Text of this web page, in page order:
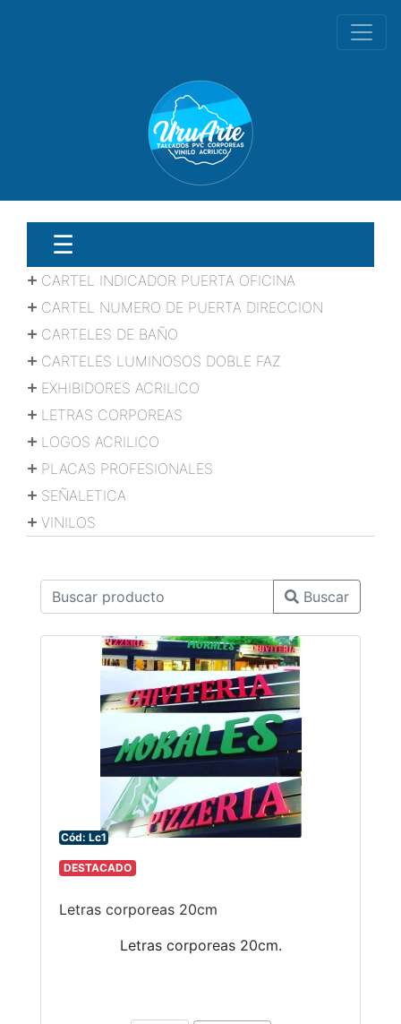
☰
CARTEL INDICADOR PUERTA OFICINA
CARTEL NUMERO DE PUERTA DIRECCION
CARTELES DE BAÑO
CARTELES LUMINOSOS DOBLE FAZ
EXHIBIDORES ACRILICO
LETRAS CORPOREAS
LOGOS ACRILICO
PLACAS PROFESIONALES
SEÑALETICA
VINILOS
Buscar
Cód: Lc1
DESTACADO
Letras corporeas 20cm
Letras corporeas 20cm.